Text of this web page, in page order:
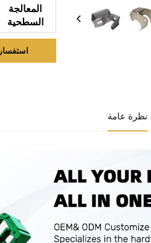
المعالجة
السطحية
استفسار
نظرة عامة